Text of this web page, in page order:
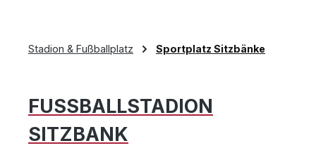
Stadion & Fußballplatz Sportplatz Sitzbänke
FUSSBALLSTADION
SITZBANK